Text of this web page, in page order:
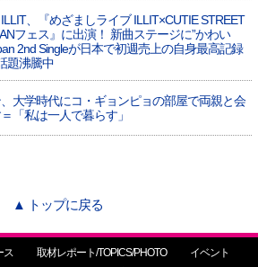
、『めざましライブ ILLIT×CUTIE STREET
フェス』に出演！ 新曲ステージに”かわい
2nd Singleが日本で初週売上の自身最高記録
題沸騰中
大学時代にコ・ギョンピョの部屋で両親と会
「私は一人で暮らす」
▲ トップに戻る
ス 取材レポート/TOPICS/PHOTO
イベント